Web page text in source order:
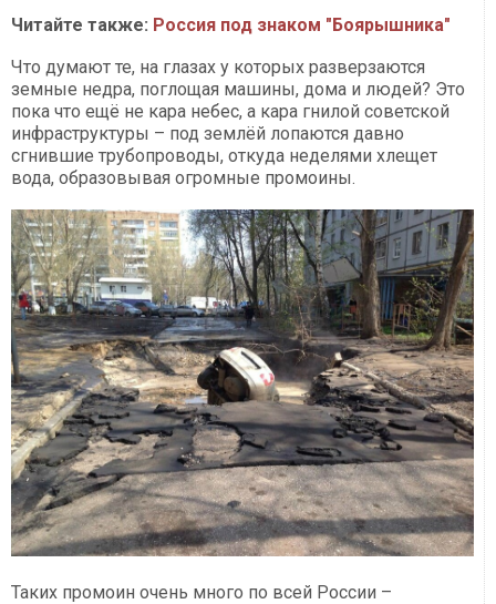
Читайте также: Россия под знаком "Боярышника"
Что думают те, на глазах у которых разверзаются
земные недра, поглощая машины, дома и людей? Это
пока что ещё не кара небес, а кара гнилой советской
инфраструктуры – под землёй лопаются давно
сгнившие трубопроводы, откуда неделями хлещет
вода, образовывая огромные промоины.
Таких промоин очень много по всей России –